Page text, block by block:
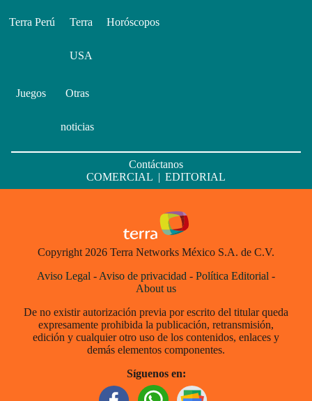
Terra Perú Terra
USA
Horóscopos
Juegos Otras
noticias
Contáctanos
COMERCIAL | EDITORIAL
Copyright 2026 Terra Networks México S.A. de C.V.
Aviso Legal - Aviso de privacidad - Política Editorial -
About us
De no existir autorización previa por escrito del titular queda
expresamente prohibida la publicación, retransmisión,
edición y cualquier otro uso de los contenidos, enlaces y
demás elementos componentes.
Síguenos en: